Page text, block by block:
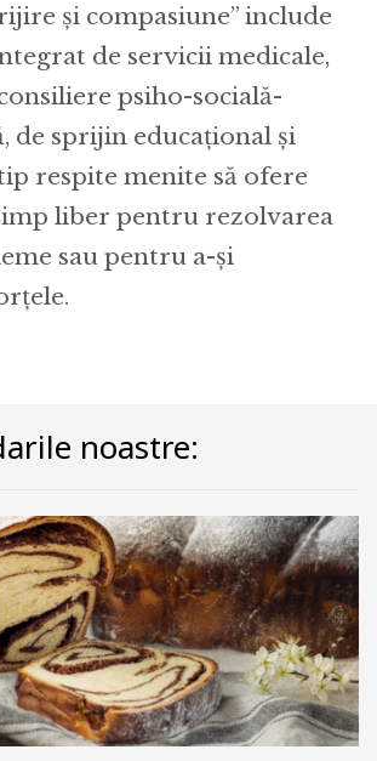
și compasiune” include
de servicii medicale,
psiho-socială-
de sprijin educaţional şi
respite menite să ofere
liber pentru rezolvarea
sau pentru a-și
noastre: